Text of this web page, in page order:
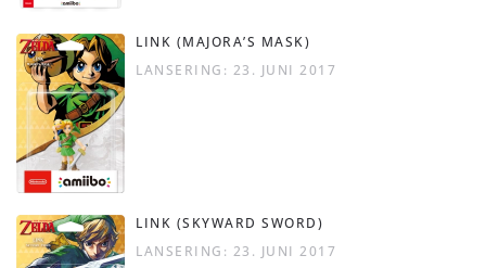
LINK (MAJORA’S MASK)
LANSERING: 23. JUNI 2017
LINK (SKYWARD SWORD)
LANSERING: 23. JUNI 2017